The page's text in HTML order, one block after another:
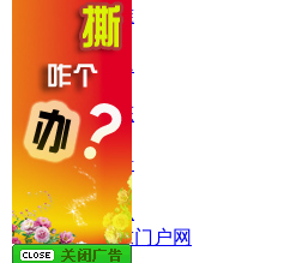
收费标准
常见问题
就业动态
留言反馈
分类信息
盘县供求门户网